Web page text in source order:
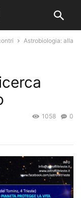
Astrobiologia: alla
0
1058